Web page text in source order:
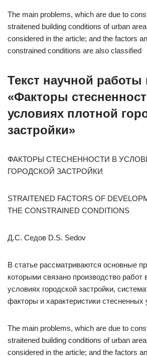
The main problems, which are due to
straitened building conditions of urban
considered in the article; and the factors
constrained conditions are also classified
Текст научной работы
«Факторы
условиях плотной
застройки»
ФАКТОРЫ СТЕСНЕННОСТИ В
ГОРОДСКОЙ ЗАСТРОЙКИ
STRAITENED FACTORS OF
THE CONSTRAINED CONDITIONS
Д.С. Седов D.S. Sedov
В статье рассматриваются основные
которыми связано производство работ
условиях городской застройки,
факторы и характеристики стесненных
The main problems, which are due to
straitened building conditions of urban
considered in the article; and the factors